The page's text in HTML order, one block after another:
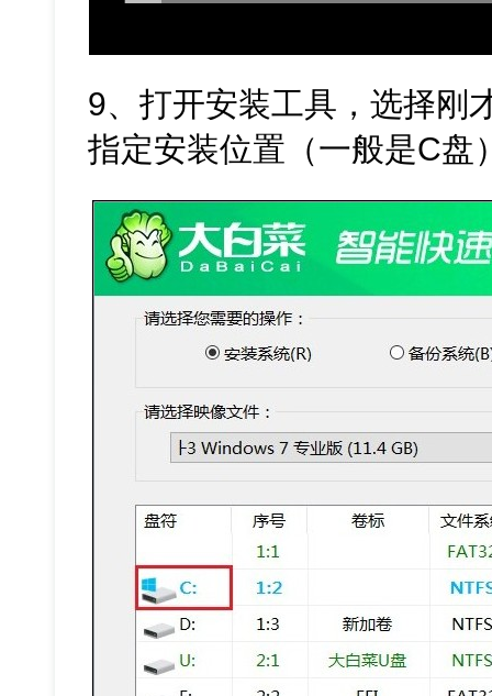
9、打开安装工具，选择刚
指定安装位置（一般是C盘